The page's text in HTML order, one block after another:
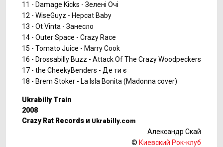
11 - Damage Kicks - Зелені Очі
12 - WiseGuyz - Hepcat Baby
13 - Ot Vinta - Занесло
14 - Outer Space - Crazy Race
15 - Tomato Juice - Marry Cook
16 - Drossabilly Buzz - Attack Of The Crazy Woodpeckers
17 - the CheekyBenders - Де ти є
18 - Brem Stoker - La Isla Bonita (Madonna cover)
Ukrabilly Train
2008
Crazy Rat Records и Ukrabilly.com
Александр Скай
© Киевский Рок-клуб